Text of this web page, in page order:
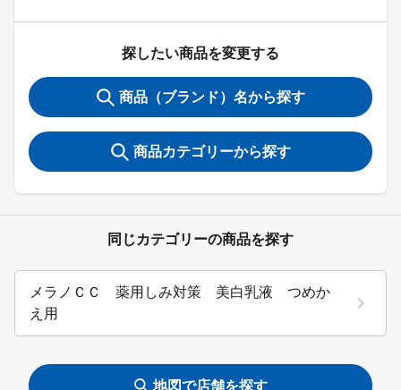
探したい商品を変更する
商品（ブランド）名から探す
商品カテゴリーから探す
同じカテゴリーの商品を探す
メラノＣＣ 薬用しみ対策 美白乳液 つめか
え用
地図で店舗を探す